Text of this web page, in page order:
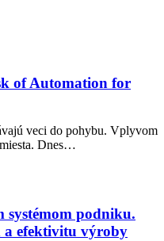
of Automation for
veci do pohybu. Vplyvom
Dnes…
systémom podniku.
a efektivitu výroby